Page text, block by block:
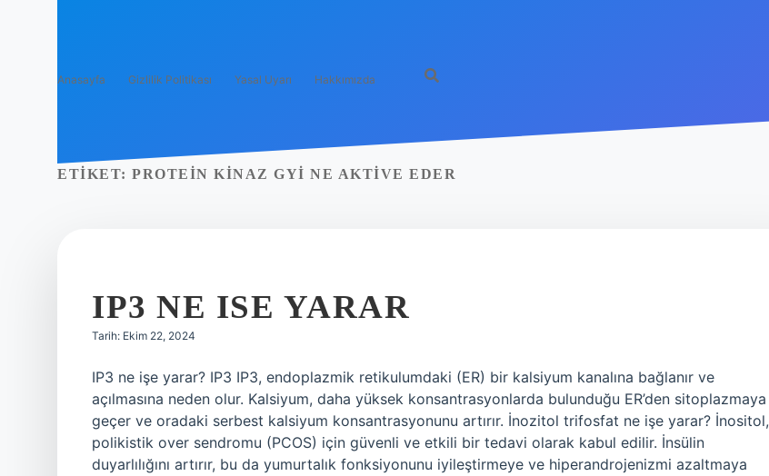
Anasayfa Gizlilik Politikası Yasal Uyarı Hakkımızda
ETIKET: PROTEIN KINAZ GYI NE AKTIVE EDER
IP3 NE ISE YARAR
Tarih: Ekim 22, 2024
IP3 ne işe yarar? IP3 IP3, endoplazmik retikulumdaki (ER) bir kalsiyum kanalına bağlanır ve
açılmasına neden olur. Kalsiyum, daha yüksek konsantrasyonlarda bulunduğu ER’den sitoplazmaya
geçer ve oradaki serbest kalsiyum konsantrasyonunu artırır. İnozitol trifosfat ne işe yarar? İnositol,
polikistik over sendromu (PCOS) için güvenli ve etkili bir tedavi olarak kabul edilir. İnsülin
duyarlılığını artırır, bu da yumurtalık fonksiyonunu iyileştirmeye ve hiperandrojenizmi azaltmaya